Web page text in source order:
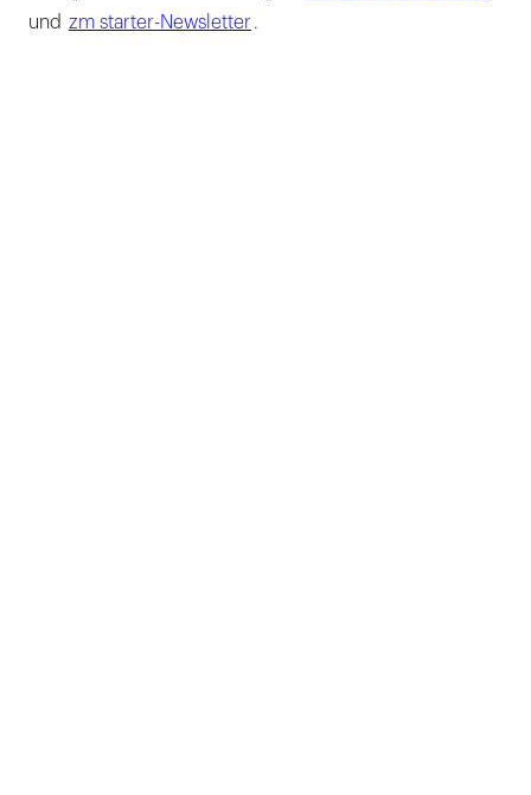
und zm starter-Newsletter .